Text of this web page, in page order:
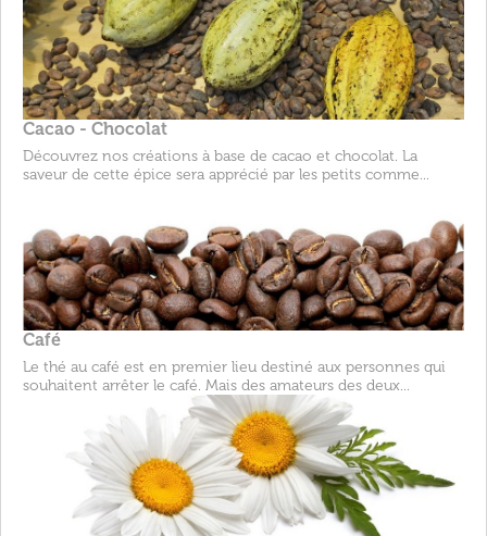
Cacao - Chocolat
Découvrez nos créations à base de cacao et chocolat. La
saveur de cette épice sera apprécié par les petits comme...
Café
Le thé au café est en premier lieu destiné aux personnes qui
souhaitent arrêter le café. Mais des amateurs des deux...